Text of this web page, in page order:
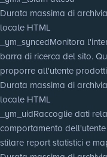
Durata massima di
locale HTML
_ym_syncedMonitora
barra di ricerca del sito.
proporre all'utente
Durata massima di
locale HTML
_ym_uidRaccoglie dati
comportamento
stilare report statistici e